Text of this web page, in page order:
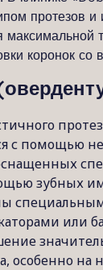
протезов и
максимальной
коронок
с помощью
зубных
или
особенно